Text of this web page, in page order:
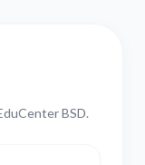
BSD.